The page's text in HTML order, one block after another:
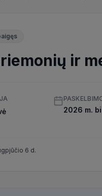
ir
2026 m.
6 d.